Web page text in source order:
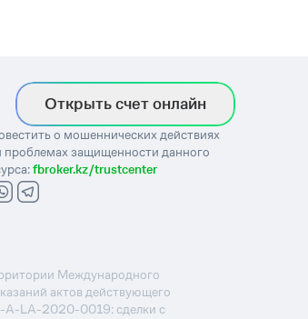
Открыть счет онлайн
о мошеннических действиях
проблемах защищенности данного
fbroker.kz/trustcenter
Международного
актов действующего
A-LA-2020-0019: сделки с